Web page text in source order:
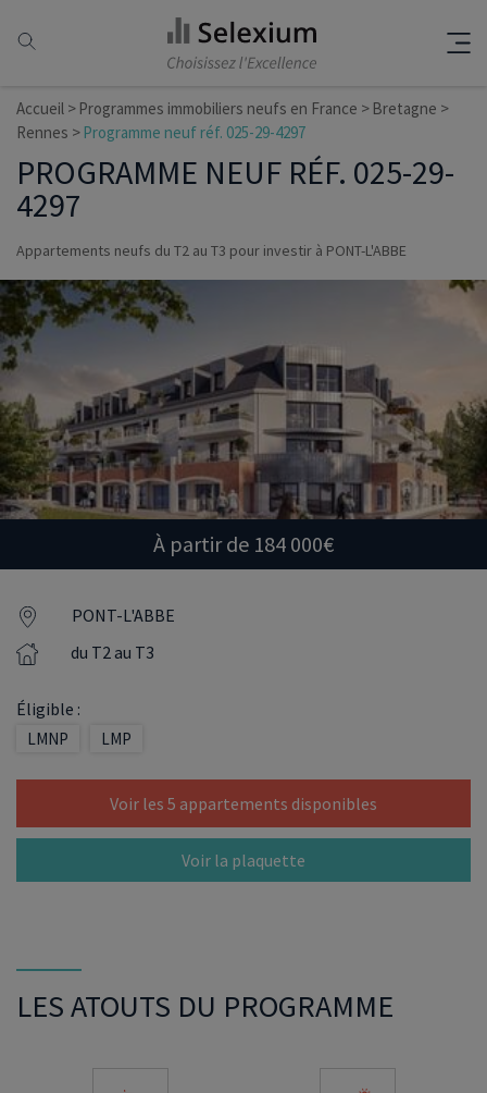
Accueil Programmes immobiliers neufs en France
Bretagne
Rennes
Programme neuf réf. 025-29-4297
PROGRAMME NEUF RÉF. 025-29-
4297
Appartements neufs du T2 au T3 pour investir à PONT-L'ABBE
À partir de 184 000€
PONT-L'ABBE
du T2 au T3
Éligible :
LMNP LMP
Voir les 5 appartements disponibles
Voir la plaquette
LES ATOUTS DU PROGRAMME